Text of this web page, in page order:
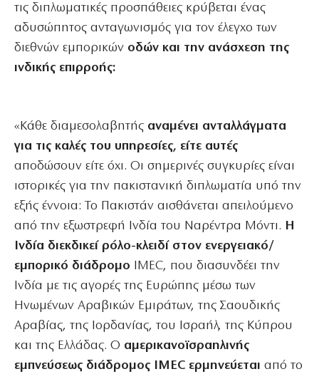
τις διπλωματικές προσπάθειες κρύβεται ένας
αδυσώπητος ανταγωνισμός για τον έλεγχο των
διεθνών εμπορικών οδών και την ανάσχεση της
ινδικής επιρροής:
«Κάθε διαμεσολαβητής αναμένει ανταλλάγματα
για τις καλές του υπηρεσίες, είτε αυτές
αποδώσουν είτε όχι. Οι σημερινές συγκυρίες είναι
ιστορικές για την πακιστανική διπλωματία υπό την
εξής έννοια: Το Πακιστάν αισθάνεται απειλούμενο
από την εξωστρεφή Ινδία του Ναρέντρα Μόντι. Η
Ινδία διεκδικεί ρόλο-κλειδί στον ενεργειακό/
εμπορικό διάδρομο IMEC, που διασυνδέει την
Ινδία με τις αγορές της Ευρώπης μέσω των
Ηνωμένων Αραβικών Εμιράτων, της Σαουδικής
Αραβίας, της Ιορδανίας, του Ισραήλ, της Κύπρου
και της Ελλάδας. Ο αμερικανοϊσραηλινής
εμπνεύσεως διάδρομος IMEC ερμηνεύεται από το